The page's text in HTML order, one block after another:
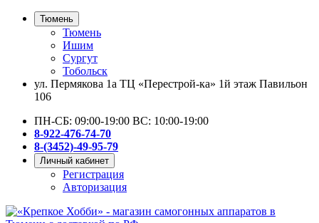
Тюмень
Тюмень
Ишим
Сургут
Тобольск
ул. Пермякова 1а ТЦ «Перестрой-ка» 1й этаж Павильон
106
ПН-СБ: 09:00-19:00 ВС: 10:00-19:00
8-922-476-74-70
8-(3452)-49-95-79
Личный кабинет
Регистрация
Авторизация